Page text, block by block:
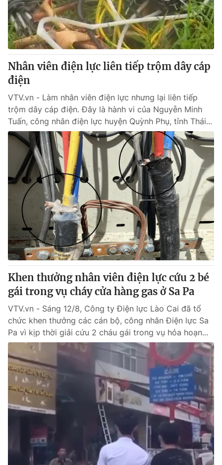
Sản phẩm
Thị trường
Tư vấn
Lịch phát sóng
Chuyên mục khác
Emagazine
Photo Infographic
Video Shorts video
VTV Money VTV Thể thao
VTV Sức khoẻ Bất động sản
Thị trường 24h Tấm lòng Việt
VTV4 Vươn mình bằng AI
VTV9 VTV8
Liên hệ tòa soạn English
THỜI BÁO VTV
Theo dõi báo trên
Cơ quan chủ quản:
Đài Truyền hình Việt Nam
Cơ quan báo chí:Thời báo VTV
Nhân viên điện lực liên tiếp trộm dây cáp
điện
VTV.vn - Làm nhân viên điện lực nhưng lại liên tiếp
trộm dây cáp điện. Đây là hành vi của Nguyễn Minh
Tuấn, công nhân điện lực huyện Quỳnh Phụ, tỉnh Thái...
Khen thưởng nhân viên điện lực cứu 2 bé
gái trong vụ cháy cửa hàng gas ở Sa Pa
VTV.vn - Sáng 12/8, Công ty Điện lực Lào Cai đã tổ
chức khen thưởng các cán bộ, công nhân Điện lực Sa
Pa vì kịp thời giải cứu 2 cháu gái trong vụ hỏa hoạn...